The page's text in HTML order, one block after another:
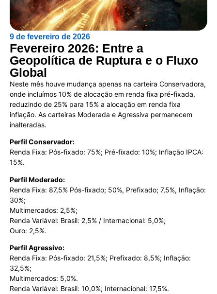
9 de fevereiro de 2026
Fevereiro 2026: Entre a
Geopolítica de Ruptura e o Fluxo
Global
Neste mês houve mudança apenas na carteira Conservadora,
onde incluímos 10% de alocação em renda fixa pré-fixada,
reduzindo de 25% para 15% a alocação em renda fixa
inflação. As carteiras Moderada e Agressiva permanecem
inalteradas.
Perfil Conservador:
Renda Fixa: Pós-fixado: 75%; Pré-fixado: 10%; Inflação IPCA:
15%.
Perfil Moderado:
Renda Fixa: 87,5% Pós-fixado; 50%, Prefixado; 7,5%, Inflação:
30%;
Multimercados: 2,5%;
Renda Variável: Brasil: 2,5% / Internacional: 5,0%;
Ouro: 2,5%.
Perfil Agressivo:
Renda Fixa: Pós-fixado: 21,5%; Prefixado: 8,5%; Inflação:
32,5%;
Multimercados: 5,0%.
Renda Variável: Brasil: 10,0%; Internacional: 17,5%.